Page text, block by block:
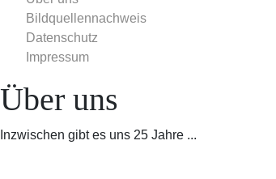
Impressum
Bildquellennachweis
Datenschutz
Impressum
Über uns
Inzwischen gibt es uns 25 Jahre ...